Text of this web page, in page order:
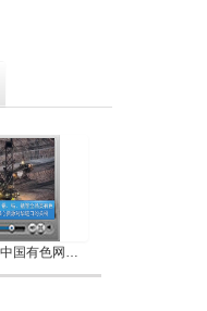
2026年2月27日中国有色网络电视新闻